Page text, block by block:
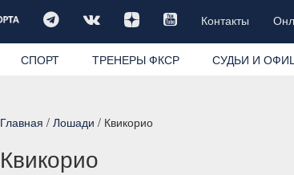
Контакты
СПОРТ ТРЕНЕРЫ ФКСР СУДЬИ И
Главная / Лошади / Квикорио
Квикорио